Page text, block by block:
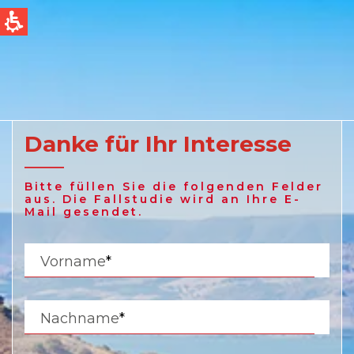
English
English
Spain & LATAM
Danke für Ihr Interesse
Bitte füllen Sie die folgenden Felder
aus. Die Fallstudie wird an Ihre E-
Mail gesendet.
Vorname*
Nachname*